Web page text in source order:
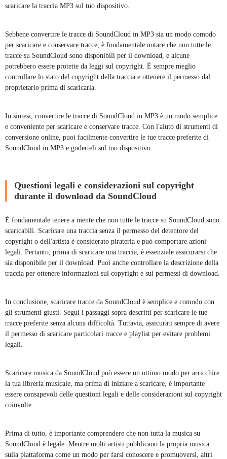
scaricare la traccia MP3 sul tuo dispositivo.
Sebbene convertire le tracce di SoundCloud in MP3 sia un modo comodo
per scaricare e conservare tracce, è fondamentale notare che non tutte le
tracce su SoundCloud sono disponibili per il download, e alcune
potrebbero essere protette da leggi sul copyright. È sempre meglio
controllare lo stato del copyright della traccia e ottenere il permesso dal
proprietario prima di scaricarla.
In sintesi, convertire le tracce di SoundCloud in MP3 è un modo semplice
e conveniente per scaricare e conservare tracce. Con l'aiuto di strumenti di
conversione online, puoi facilmente convertire le tue tracce preferite di
SoundCloud in MP3 e goderteli sul tuo dispositivo.
Questioni legali e considerazioni sul copyright
durante il download da SoundCloud
È fondamentale tenere a mente che non tutte le tracce su SoundCloud sono
scaricabili. Scaricare una traccia senza il permesso del detentore del
copyright o dell'artista è considerato pirateria e può comportare azioni
legali. Pertanto, prima di scaricare una traccia, è essenziale assicurarsi che
sia disponibile per il download. Puoi anche controllare la descrizione della
traccia per ottenere informazioni sul copyright e sui permessi di download.
In conclusione, scaricare tracce da SoundCloud è semplice e comodo con
gli strumenti giusti. Segui i passaggi sopra descritti per scaricare le tue
tracce preferite senza alcuna difficoltà. Tuttavia, assicurati sempre di avere
il permesso di scaricare particolari tracce e playlist per evitare problemi
legali.
Scaricare musica da SoundCloud può essere un ottimo modo per arricchire
la tua libreria musicale, ma prima di iniziare a scaricare, è importante
essere consapevoli delle questioni legali e delle considerazioni sul copyright
coinvolte.
Prima di tutto, è importante comprendere che non tutta la musica su
SoundCloud è legale. Mentre molti artisti pubblicano la propria musica
sulla piattaforma come un modo per farsi conoscere e promuoversi, altri